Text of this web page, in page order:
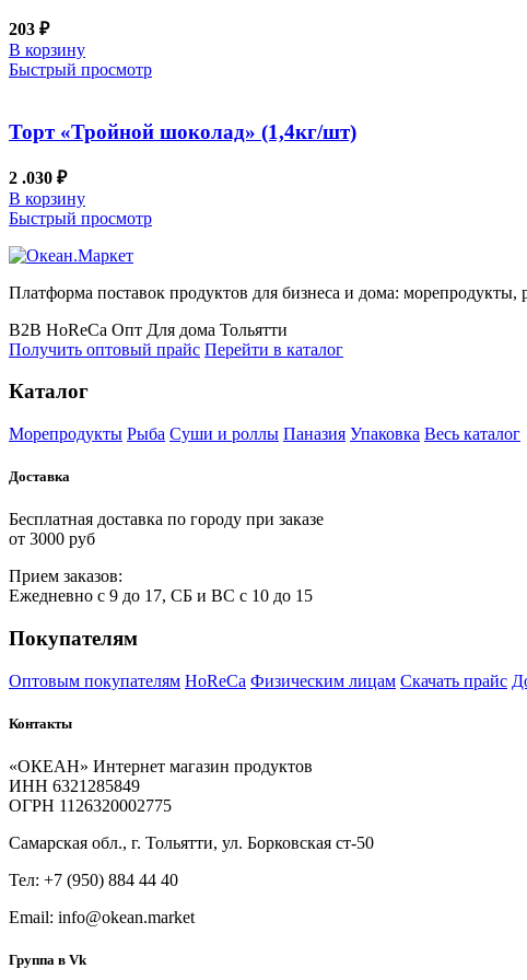
203 ₽
В корзину
Быстрый просмотр
Торт «Тройной шоколад» (1,4кг/шт)
2 .030 ₽
В корзину
Быстрый просмотр
Платформа поставок продуктов для бизнеса и дома:
B2B HoReCa Опт Для дома Тольятти
Получить оптовый прайс Перейти в каталог
Каталог
Морепродукты Рыба Суши и роллы Паназия Упаковка Весь каталог
Доставка
Бесплатная доставка по городу при заказе
от 3000 руб
Прием заказов:
Ежедневно с 9 до 17, СБ и ВС с 10 до 15
Покупателям
Оптовым покупателям HoReCa Физическим лицам Скачать прайс
Контакты
«ОКЕАН» Интернет магазин продуктов
ИНН 6321285849
ОГРН 1126320002775
Самарская обл., г. Тольятти, ул. Борковская ст-50
Тел: +7 (950) 884 44 40
Email: info@okean.market
Группа в Vk